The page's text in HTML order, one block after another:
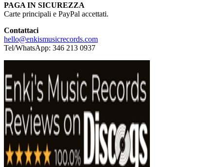
PAGA IN SICUREZZA
Carte principali e PayPal accettati.
Contattaci
hello@enkismusicrecords.com
Tel/WhatsApp: 346 213 0937